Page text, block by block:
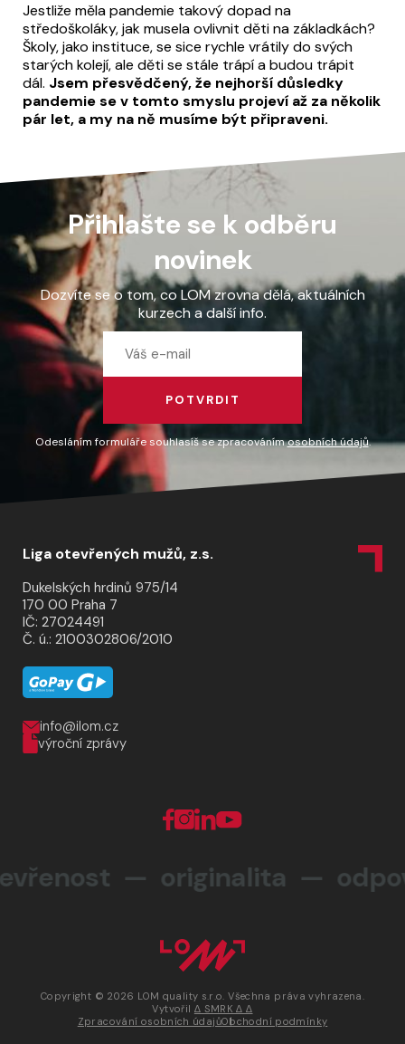
Jestliže měla pandemie takový dopad na
středoškoláky, jak musela ovlivnit děti na základkách?
Školy, jako instituce, se sice rychle vrátily do svých
starých kolejí, ale děti se stále trápí a budou trápit
dál. Jsem přesvědčený, že nejhorší důsledky
pandemie se v tomto smyslu projeví až za několik
pár let, a my na ně musíme být připraveni.
Přihlašte se k odběru
novinek
Dozvíte se o tom, co LOM zrovna dělá, aktuálních
kurzech a další info.
POTVRDIT
Odesláním formuláře souhlasíš se zpracovánímosobních údajů.
Liga otevřených mužů, z.s.
Dukelských hrdinů 975/14
170 00 Praha 7
IČ: 27024491
Č. ú.: 2100302806/2010
info@ilom.cz
výroční zprávy
— originalita —
Copyright © 2026 LOM quality s.r.o. Všechna práva vyhrazena.
Vytvořil ∆ SMRK ∆ ∆
Zpracování osobních údajůObchodní podmínky